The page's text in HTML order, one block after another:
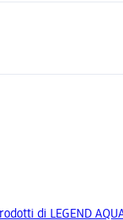
di LEGEND